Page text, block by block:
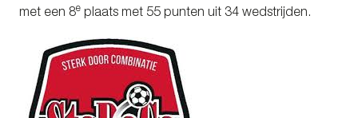
met een 8e plaats met 55 punten uit 34 wedstrijden.